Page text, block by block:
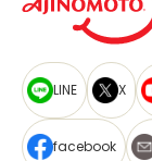
LINE X
facebook